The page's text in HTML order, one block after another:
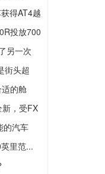
为
PS PHEV
得AT4越
AT4越野
投放700
放700马
另一次
一次改版
街头超
头超级
的舱
舱口盖一
MPH
新，受FX
受FX启发
的汽车
车而被起
里范...
范围，